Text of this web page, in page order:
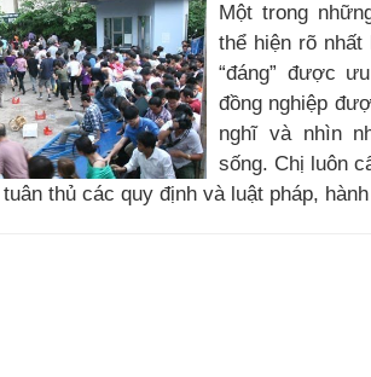
Một trong
thể hiện rõ nhất
“đáng” được
đồng nghiệp
nghĩ và nhìn
sống. Chị luôn
tuân thủ các quy định và luật pháp,